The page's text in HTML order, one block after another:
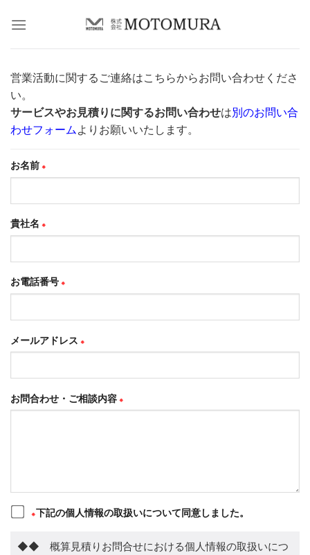
営業活動に関するご連絡はこちらからお問い合わせくださ
い。
サービスやお見積りに関するお問い合わせは別のお問い合
わせフォームよりお願いいたします。
お名前 ※
貴社名 ※
お電話番号 ※
メールアドレス ※
お問合わせ・ご相談内容 ※
※下記の個人情報の取扱いについて同意しました。
◆◆ 概算見積りお問合せにおける個人情報の取扱いにつ